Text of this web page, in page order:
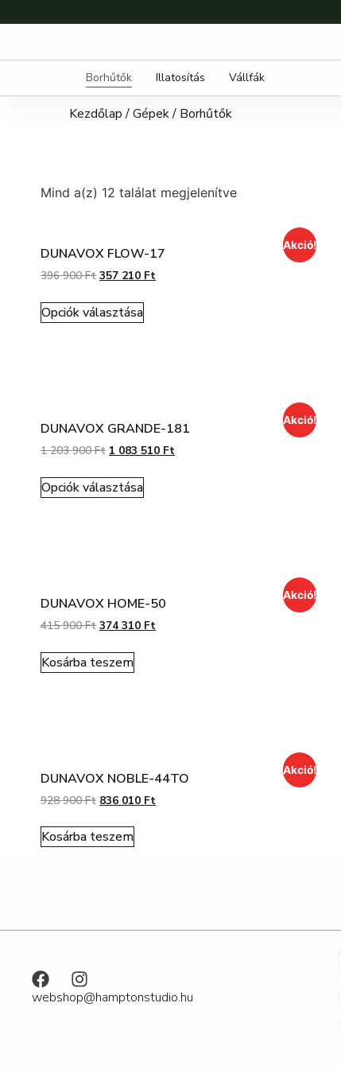
Borhűtők Illatosítás Vállfák
Kezdőlap/Gépek/ Borhűtők
Mind a(z) 12 találat megjelenítve
Akció!
DUNAVOX FLOW-17
396 900Ft 357 210 Ft
Opciók választása
Akció!
DUNAVOX GRANDE-181
1 203 900Ft 1 083 510 Ft
Opciók választása
Akció!
DUNAVOX HOME-50
415 900Ft 374 310 Ft
Kosárba teszem
Akció!
DUNAVOX NOBLE-44TO
928 900Ft 836 010 Ft
Kosárba teszem
webshop@hamptonstudio.hu